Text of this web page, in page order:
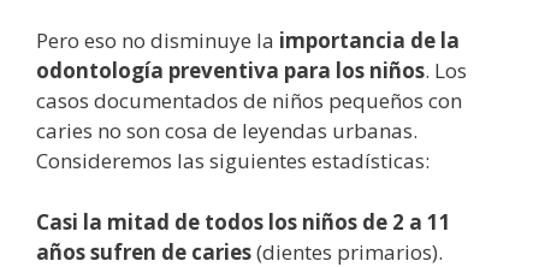
Pero eso no disminuye la importancia de la
odontología preventiva para los niños. Los
casos documentados de niños pequeños con
caries no son cosa de leyendas urbanas.
Consideremos las siguientes estadísticas:
Casi la mitad de todos los niños de 2 a 11
años sufren de caries(dientes primarios).